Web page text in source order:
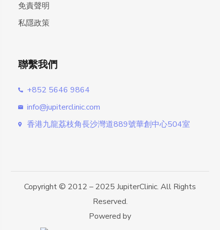
免責聲明
私隱政策
聯繫我們
+852 5646 9864
info@jupiterclinic.com
香港九龍荔枝角長沙灣道889號華創中心504室
Copyright © 2012 – 2025 JupiterClinic. All Rights
Reserved.
Powered by